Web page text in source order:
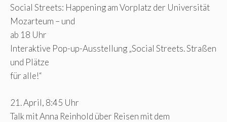
Social Streets: Happening am Vorplatz der Universität
Mozarteum – und
ab 18 Uhr
Interaktive Pop-up-Ausstellung „Social Streets. Straßen
und Plätze
für alle!“
21. April, 8:45 Uhr
Talk mit Anna Reinhold über Reisen mit dem